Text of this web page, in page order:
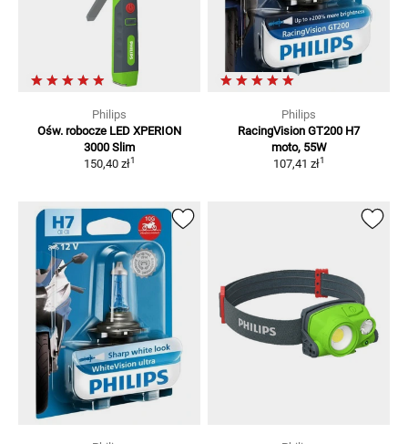
Philips
Ośw. robocze LED XPERION
3000 Slim
150,40 zł1
Philips
RacingVision GT200 H7
moto, 55W
107,41 zł1